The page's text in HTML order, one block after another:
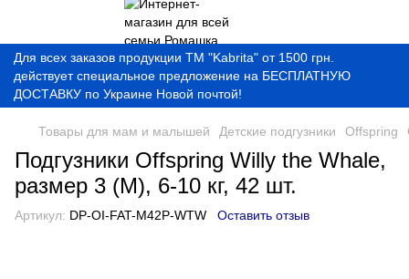
Для всех заказов продукции ТМ "Kabrita" от 1500 грн.
действует специальное предложение на БЕСПЛАТНУЮ
ДОСТАВКУ по Украине Новой почтой!
Товары для мам и малышей Детские подгузники Offspring
Подгузники Offspring Willy the Whale,
размер 3 (M), 6-10 кг, 42 шт.
Артикул: DP-OI-FAT-M42P-WTW Оставить отзыв